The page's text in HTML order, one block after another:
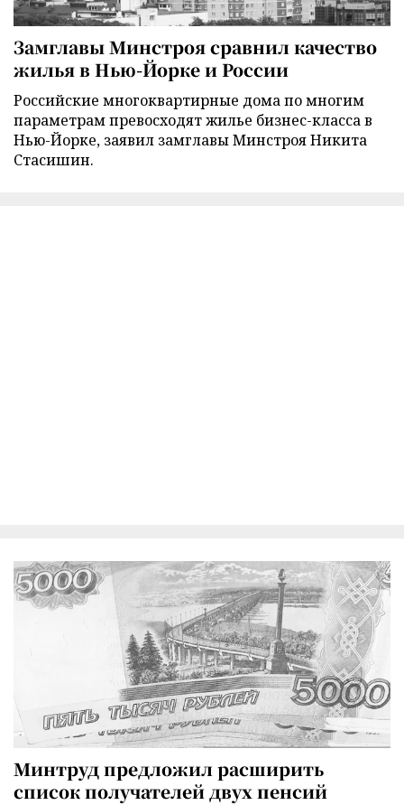
Замглавы Минстроя сравнил качество
жилья в Нью-Йорке и России
Российские многоквартирные дома по многим
параметрам превосходят жилье бизнес-класса в
Нью-Йорке, заявил замглавы Минстроя Никита
Стасишин.
Минтруд предложил расширить
список получателей двух пенсий